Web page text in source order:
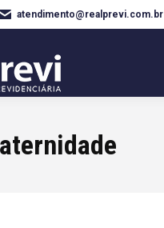
atendimento@realprevi.com.br